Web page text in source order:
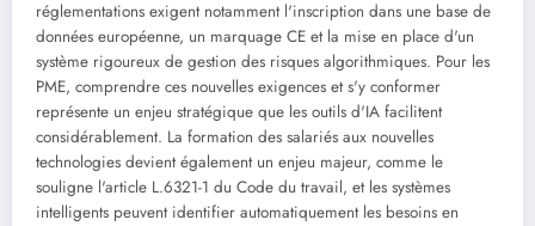
réglementations exigent notamment l'inscription dans une base de
données européenne, un marquage CE et la mise en place d'un
système rigoureux de gestion des risques algorithmiques. Pour les
PME, comprendre ces nouvelles exigences et s'y conformer
représente un enjeu stratégique que les outils d'IA facilitent
considérablement. La formation des salariés aux nouvelles
technologies devient également un enjeu majeur, comme le
souligne l'article L.6321-1 du Code du travail, et les systèmes
intelligents peuvent identifier automatiquement les besoins en